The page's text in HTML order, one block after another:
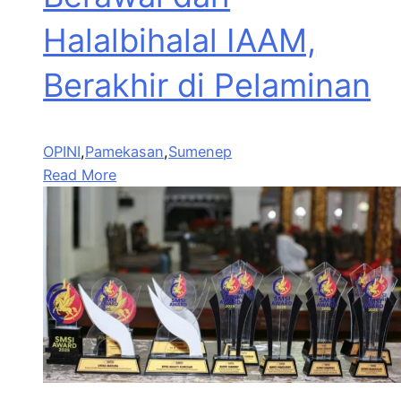
Halalbihalal IAAM,
Berakhir di Pelaminan
OPINI,Pamekasan,Sumenep
Read More